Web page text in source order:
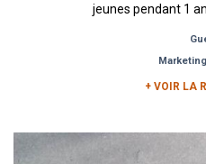
jeunes pendant 1
Marketing
+ VOIR LA